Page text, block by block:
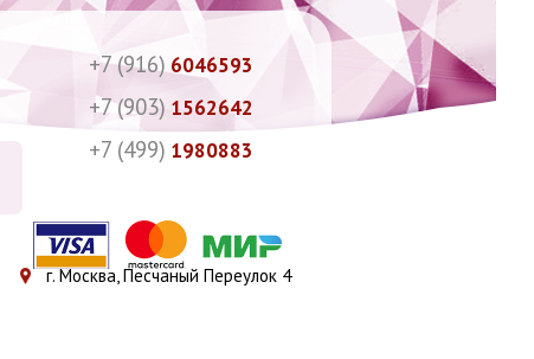
+7 (916) 6046593
+7 (903) 1562642
+7 (499) 1980883
г. Москва, Песчаный Переулок 4